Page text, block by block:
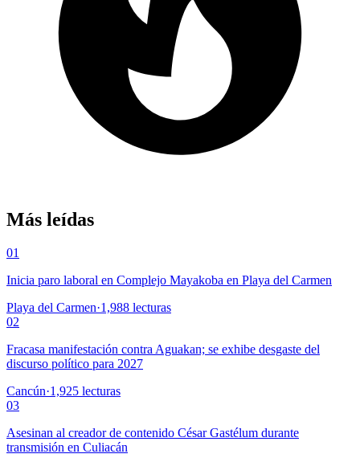
Más leídas
01
Inicia paro laboral en Complejo Mayakoba en Playa del Carmen
Playa del Carmen·1,988 lecturas
02
Fracasa manifestación contra Aguakan; se exhibe desgaste del
discurso político para 2027
Cancún·1,925 lecturas
03
Asesinan al creador de contenido César Gastélum durante
transmisión en Culiacán